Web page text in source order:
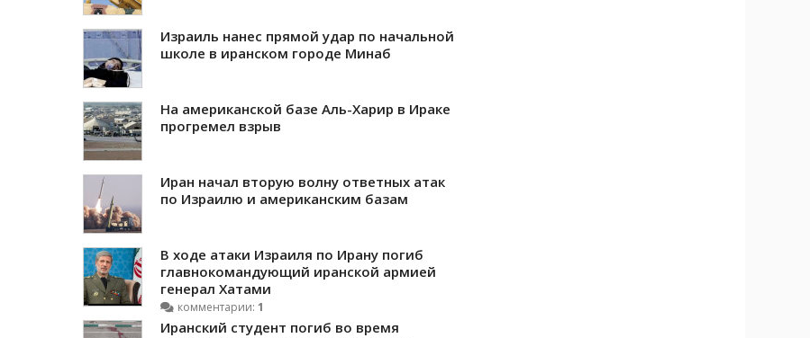
Израиль нанес прямой удар по начальной
школе в иранском городе Минаб
На американской базе Аль-Харир в Ираке
прогремел взрыв
Иран начал вторую волну ответных атак
по Израилю и американским базам
В ходе атаки Израиля по Ирану погиб
главнокомандующий иранской армией
генерал Хатами
комментарии: 1
Иранский студент погиб во время